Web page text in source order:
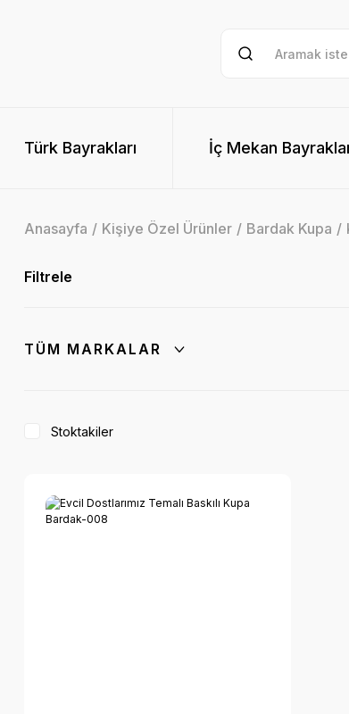
Türk Bayrakları İç Mekan
Anasayfa Kişiye Özel Ürünler Bardak Kupa
Filtrele
TÜM MARKALAR
Stoktakiler